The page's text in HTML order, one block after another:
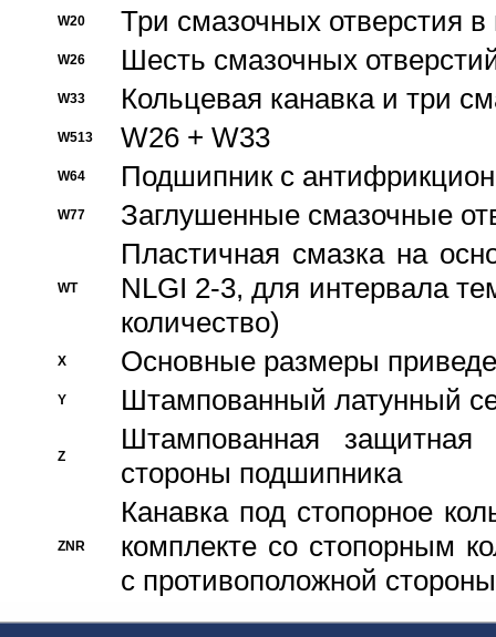
W20 Три смазочных отверстия
W26 Шесть смазочных
W33 Кольцевая канавка и три
W513 W26 + W33
W64 Подшипник с
W77 Заглушенные смазочные
WT
Пластичная смазка на
NLGI 2-3, для интервала
количество)
X Основные размеры
Y Штампованный латунный
Z
Штампованная
стороны подшипника
ZNR
Канавка под стопорное
комплекте со стопорным
с противоположной стороны